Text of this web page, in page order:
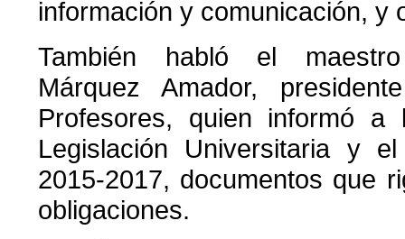
información y comunicación, y
También habló el
Márquez Amador,
Profesores, quien informó
Legislación Universitaria y
2015-2017, documentos que
obligaciones.